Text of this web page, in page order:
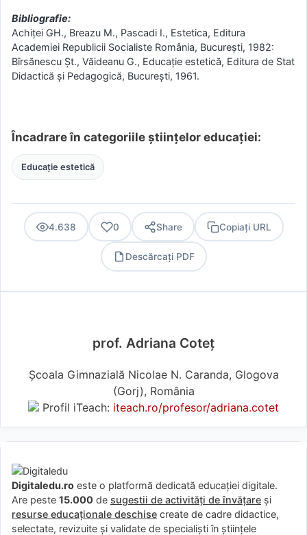
Bibliografie:
Achiței GH., Breazu M., Pascadi I., Estetica, Editura
Academiei Republicii Socialiste România, București, 1982:
Bîrsănescu Șt., Văideanu G., Educație estetică, Editura de Stat
Didactică și Pedagogică, București, 1961.
Încadrare în categoriile științelor educației:
Educație estetică
4.638 0 Share Copiați URL
Descărcați PDF
prof. Adriana Coteț
Școala Gimnazială Nicolae N. Caranda, Glogova
(Gorj), România
Profil iTeach: iteach.ro/profesor/adriana.cotet
Digitaledu.ro este o platformă dedicată educației digitale.
Are peste 15.000 de sugestii de activități de învățare și
resurse educaționale deschise create de cadre didactice,
selectate, revizuite și validate de specialiști în științele